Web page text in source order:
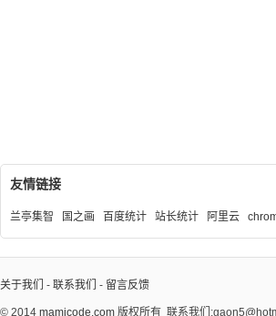
友情链接
兰亭集智 国之画 百度统计 站长统计 阿里云
关于我们 - 联系我们 - 留言反馈
© 2014 mamicode.com 版权所有 联系我们